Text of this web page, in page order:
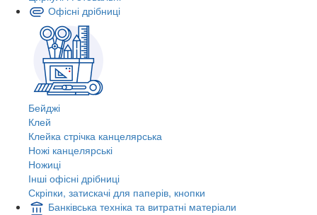
Офісні дрібниці
Бейджі
Клей
Клейка стрічка канцелярська
Ножі канцелярські
Ножиці
Інші офісні дрібниці
Скріпки, затискачі для паперів, кнопки
Банківська техніка та витратні матеріали